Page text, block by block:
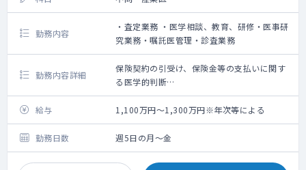
勤務内容
・査定業務 ・医学相談、教育、研修・医事研
究業務・嘱託医管理・診査業務
勤務内容詳細
保険契約の引受け、保険金等の支払いに関す
る医学的判断
生命保険に関わる医学的な調査、分析
職員に対する医学的教育、研修、産業医業務
（入社後資格取得でも相談余地あり）
給与 1,100万円～1,300万円※年次等による
勤務日数 週5日の月～金